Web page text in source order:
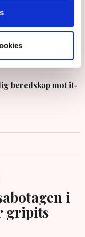
beredskap mot it-
i
gripits